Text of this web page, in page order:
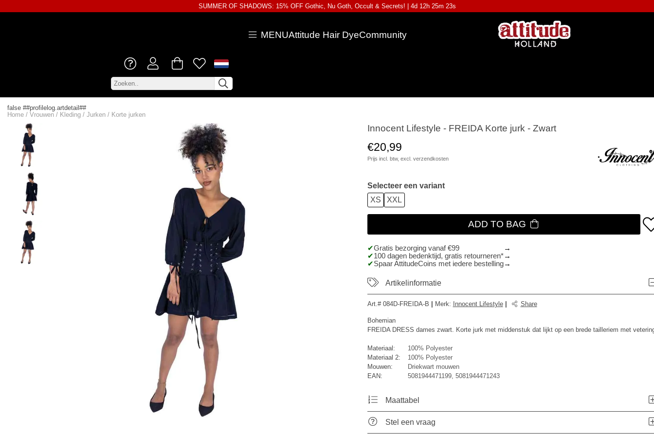
SUMMER OF SHADOWS: 15% OFF Gothic, Nu Goth, Occult & Secrets! | 4d 12h 25m 23s
MENUAttitude Hair DyeCommunity
false ##profilelog.artdetail##
Home / Vrouwen / Kleding / Jurken / Korte jurken
Innocent Lifestyle - FREIDA Korte jurk - Zwart
€20,99
Prijs incl. btw, excl. verzendkosten
Selecteer een variant
XS
XXL
ADD TO BAG
Gratis bezorging vanaf €99
100 dagen bedenktijd, gratis retourneren*
Spaar AttitudeCoins met iedere bestelling
Artikelinformatie
Art.# 084D-FREIDA-B Merk: Innocent Lifestyle Share
Bohemian
FREIDA DRESS dames zwart. Korte jurk met middenstuk dat lijkt op een brede tailleriem met
Materiaal:
100% Polyester
Materiaal 2:
100% Polyester
Mouwen:
Driekwart mouwen
EAN:
5081944471199, 5081944471243
Maattabel
Stel een vraag